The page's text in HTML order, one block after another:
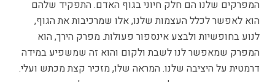
המפרקים שלנו הם חלק חיוני בגוף האדם. התפקיד שלהם
הוא לאפשר לכלל העצמות שלנו, אלו שמרכיבות את הגוף,
לנוע בחופשיות ולבצע אינספור פעולות. מפרק הירך, הוא
המפרק שמאפשר לנו לשבת ולקום והוא זה שמשפיע במידה
דרמטית על היציבה שלנו. המראה שלו, מזכיר קצת מכתש ועלי.